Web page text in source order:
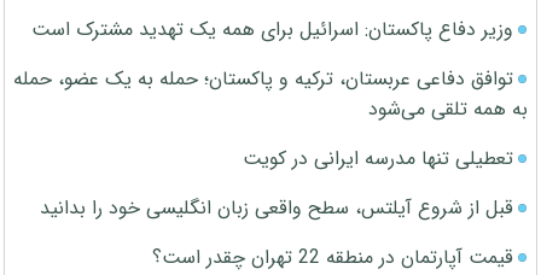
وزیر دفاع پاکستان: اسرائیل برای همه یک تهدید مشترک است
توافق دفاعی عربستان، ترکیه و پاکستان؛ حمله به یک عضو، حمله
به همه تلقی می‌شود
تعطیلی تنها مدرسه ایرانی در کویت
قبل از شروع آیلتس، سطح واقعی زبان انگلیسی خود را بدانید
قیمت آپارتمان در منطقه 22 تهران چقدر است؟